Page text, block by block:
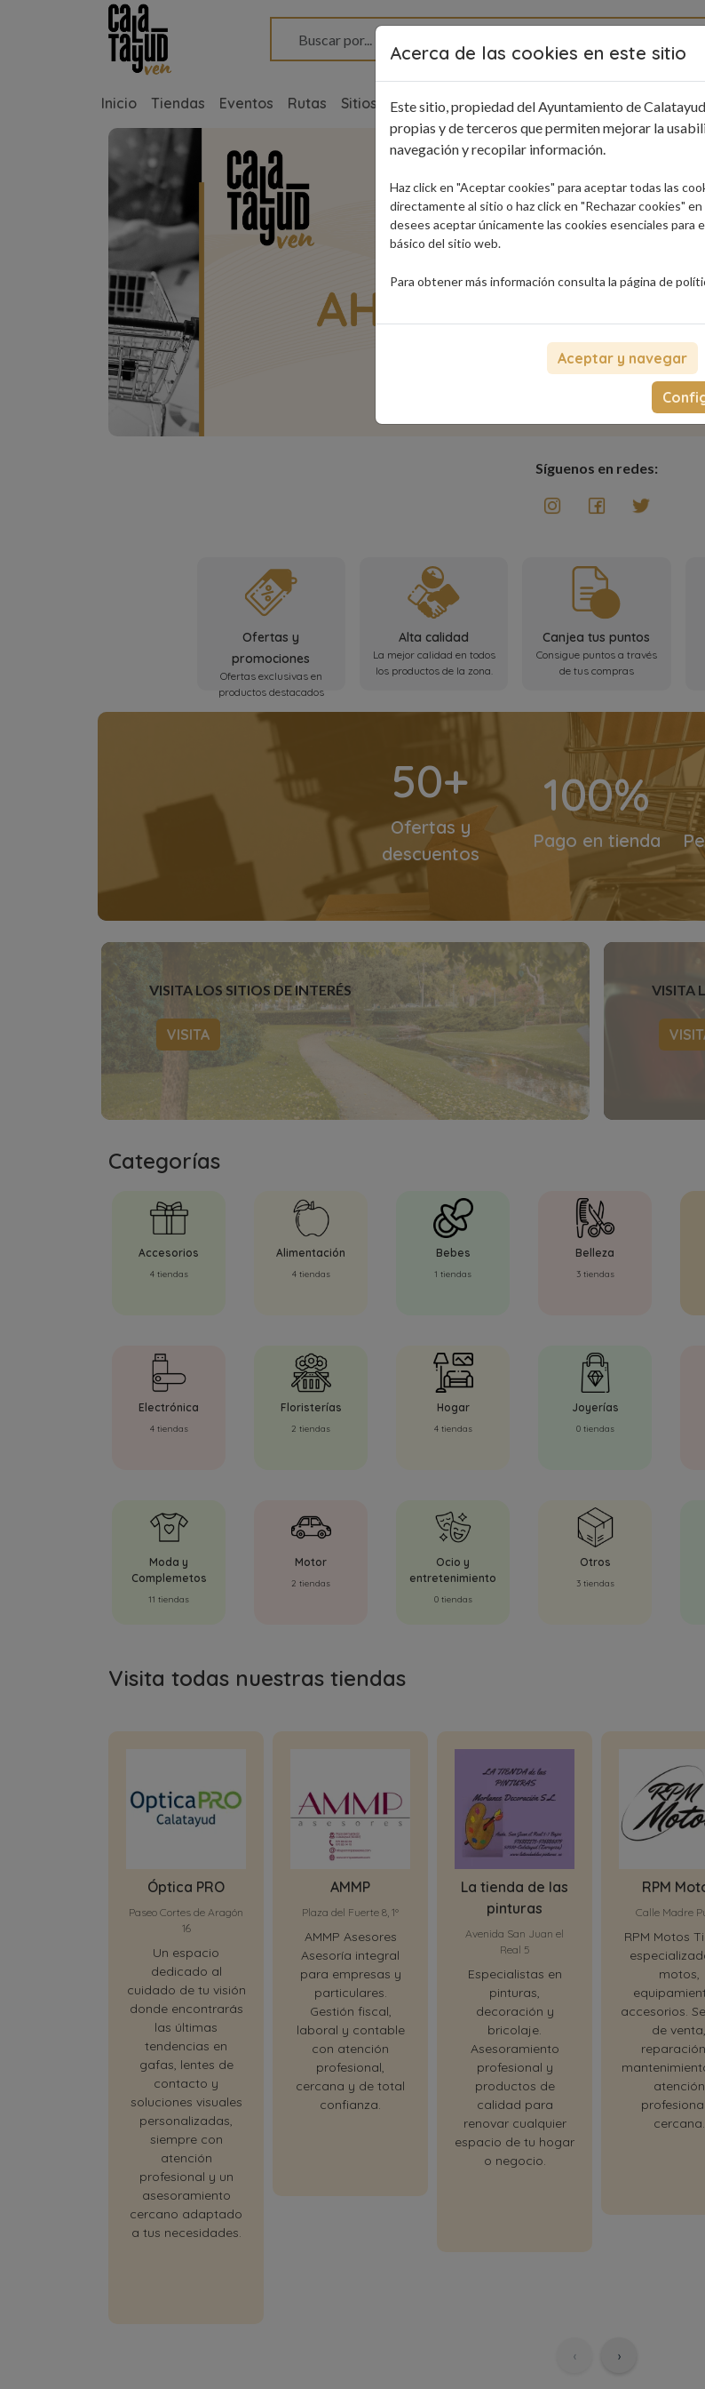
Pasar al contenido principal
Inicio Tiendas Eventos Rutas Sitios de interés Blog Contacto
Síguenos en redes:
Ofertas y
promociones
Ofertas exclusivas en
productos destacados
Alta calidad
La mejor calidad en todos
los productos de la zona.
Canjea tus puntos
Consigue puntos a través
de tus compras
50+
Ofertas y
descuentos
100%
Pago en tienda
VISITA LOS SITIOS DE INTERÉS
VISITA
VISITA
Categorías
Accesorios
4 tiendas
Alimentación
4 tiendas
Bebes
1 tiendas
Belleza
3 tiendas
Electrónica
4 tiendas
Floristerías
2 tiendas
Hogar
4 tiendas
Joyerías
0 tiendas
Moda y
Complemetos
11 tiendas
Motor
2 tiendas
Ocio y
entretenimiento
0 tiendas
Otros
3 tiendas
Visita todas nuestras tiendas
Óptica PRO
Paseo Cortes de Aragón
16
Un espacio
dedicado al
cuidado de tu visión
donde encontrarás
las últimas
tendencias en
gafas, lentes de
contacto y
soluciones visuales
personalizadas,
siempre con
atención
profesional y un
asesoramiento
cercano adaptado
a tus necesidades.
AMMP
Plaza del Fuerte 8, 1º
AMMP Asesores
Asesoría integral
para empresas y
particulares.
Gestión fiscal,
laboral y contable
con atención
profesional,
cercana y de total
confianza.
La tienda de las
pinturas
Avenida San Juan el
Real 5
Especialistas en
pinturas,
decoración y
bricolaje.
Asesoramiento
profesional y
productos de
calidad para
renovar cualquier
espacio de tu hogar
o negocio.
RPM
Calle Madre
RPM Motos
motos,
accesorios.
de venta,
atención
cercana.
‹ ›
Acerca de las cookies en este sitio
Este sitio, propiedad del Ayuntamiento de
propias y de terceros que permiten mejorar la
navegación y recopilar información.
Haz click en "Aceptar cookies" para aceptar todas las
directamente al sitio o haz click en "Rechazar cookies"
desees aceptar únicamente las cookies esenciales para
básico del sitio web.
Para obtener más información consulta la página de
Aceptar y navegar